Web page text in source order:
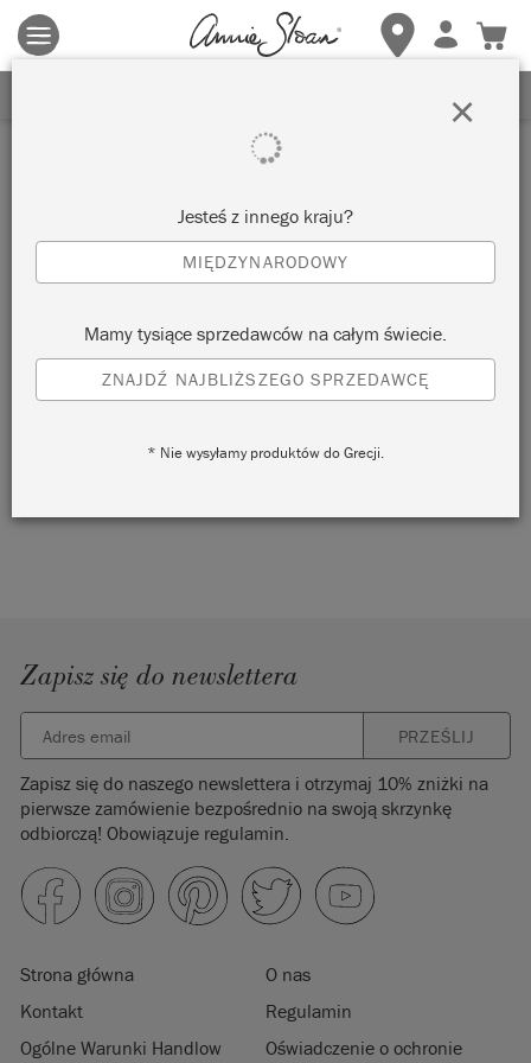
Obowiązują zasady i warunki. Kliknij tutaj
aby uzyskać więcej
szczegółów.
Żółta Farba Satynowa
CARNABY YELLOW
Zapisz się do newslettera
PRZEŚLIJ
Zapisz się do naszego newslettera i otrzymaj 10% zniżki na
pierwsze zamówienie bezpośrednio na swoją skrzynkę
odbiorczą! Obowiązuje regulamin.
Strona główna
O nas
Kontakt
Regulamin
Ogólne Warunki Handlow
Oświadczenie o ochronie
Jesteś z innego kraju?
MIĘDZYNARODOWY
Mamy tysiące sprzedawców na całym świecie.
ZNAJDŹ NAJBLIŻSZEGO SPRZEDAWCĘ
* Nie wysyłamy produktów do Grecji.
×